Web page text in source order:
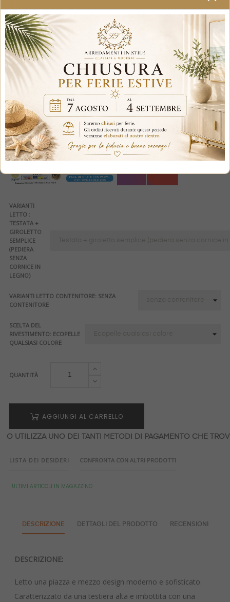
Clicca sul banner per i metodi di pagamento:
VARIANTI
LETTO :
TESTATA +
GIROLETTO
SEMPLICE
(PEDIERA
SENZA
CORNICE IN
LEGNO)
VARIANTI LETTO CONTENITORE: SENZA
CONTENITORE
SCELTA DEL
RIVESTIMENTO: ECOPELLE
QUALSIASI COLORE
QUANTITÀ
AGGIUNGI AL CARRELLO
O UTILIZZA UNO DEI TANTI METODI DI PAGAMENTO CHE
LISTA DEI DESIDERI CONFRONTA CON ALTRI PRODOTTI
ULTIMI ARTICOLI IN MAGAZZINO
DESCRIZIONE DETTAGLI DEL PRODOTTO RECENSIONI
DESCRIZIONE:
Letto una piazza e mezzo design moderno e sofisticato.
Caratterizzato da una testiera alta e imbottita con una